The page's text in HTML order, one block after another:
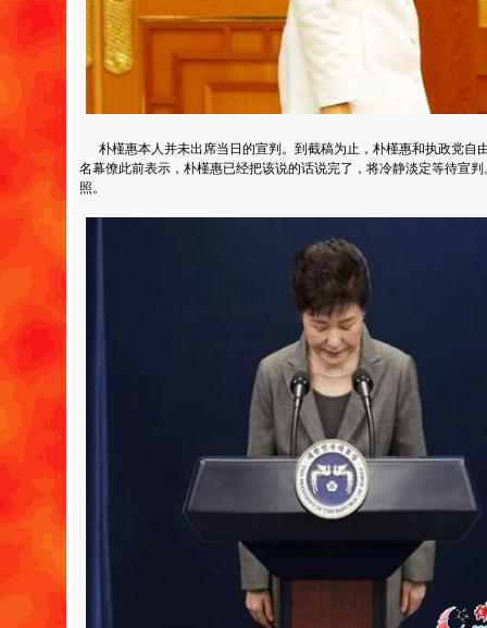
朴槿惠本人并未出席当日的宣判。到截稿为止，朴槿惠和执政党自
名幕僚此前表示，朴槿惠已经把该说的话说完了，将冷静淡定等待宣
照。